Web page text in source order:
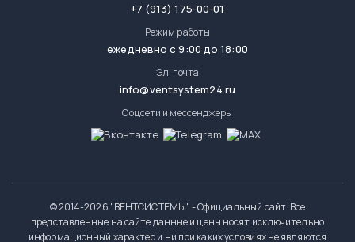
+7 (913) 175-00-01
Режим работы
ежедневно с 9:00 до 18:00
Эл. почта
info@ventsystem24.ru
Соцсети и мессенджеры
© 2014-2026 "ВЕНТСИСТЕМЫ" - Официальный сайт. Все
представленные на сайте данные и цены носят исключительно
информационный характер и ни при каких условиях не являются